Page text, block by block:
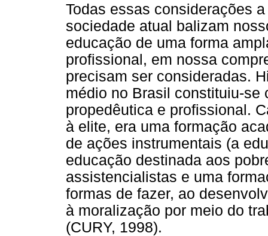
Todas essas considerações
sociedade atual balizam
educação de uma forma
profissional, em nossa
precisam ser consideradas.
médio no Brasil constituiu-se
propedêutica e profissional.
à elite, era uma formação
de ações instrumentais (a
educação destinada aos
assistencialistas e uma
formas de fazer, ao
à moralização por meio do
(CURY, 1998).